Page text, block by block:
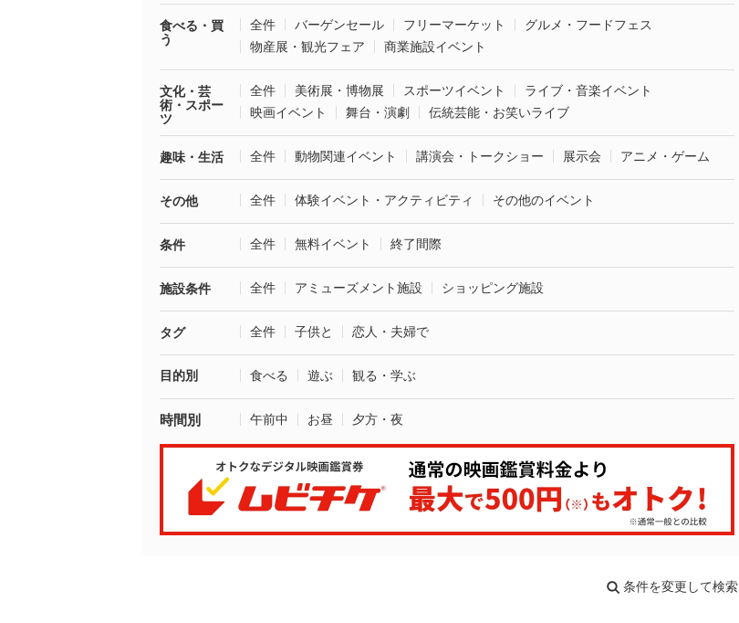
食べる・買
う
全件 バーゲンセール フリーマーケット
グルメ・フードフェス
物産展・観光フェア
商業施設イベント
文化・芸
術・スポー
ツ
全件 美術展・博物展 スポーツイベント
ライブ・音楽イベント
映画イベント
舞台・演劇 伝統芸能・お笑いライブ
趣味・生活 全件 動物関連イベント 講演会・トークショー 展示会 アニメ・ゲーム
その他 全件 体験イベント・アクティビティ その他のイベント
条件 全件 無料イベント 終了間際
施設条件 全件 アミューズメント施設 ショッピング施設
タグ 全件 子供と 恋人・夫婦で
目的別 食べる 遊ぶ 観る・学ぶ
時間別 午前中 お昼 夕方・夜
条件を変更して検索